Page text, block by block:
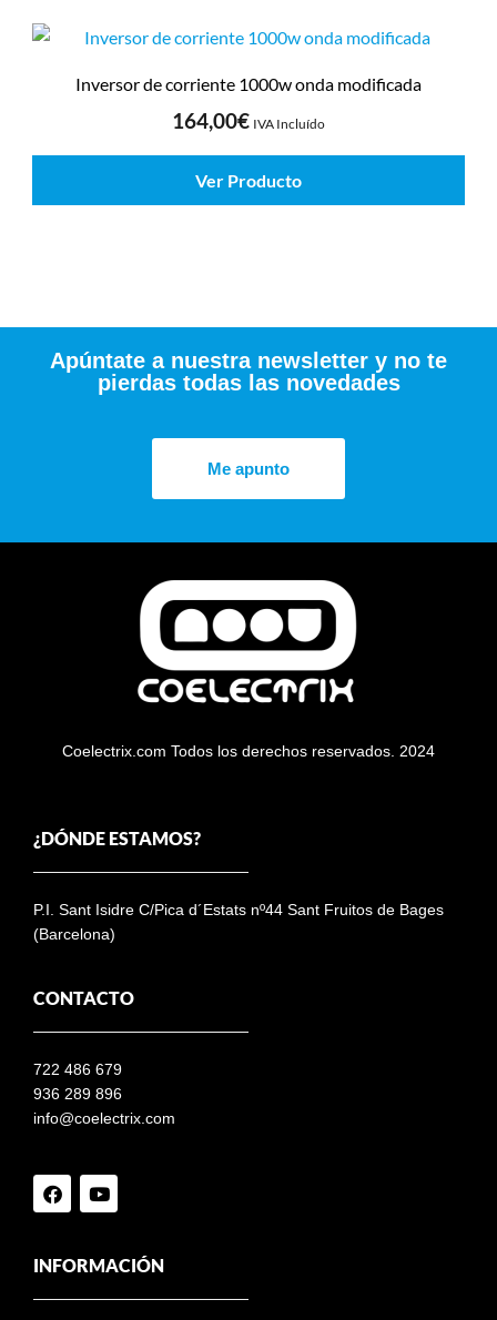
Inversor de corriente 1000w onda modificada
164,00€ IVA Incluído
Ver Producto
Apúntate a nuestra newsletter y no te
pierdas todas las novedades
Me apunto
Coelectrix.com Todos los derechos reservados. 2024
¿DÓNDE ESTAMOS?
P.I. Sant Isidre C/Pica d´Estats nº44 Sant Fruitos de Bages
(Barcelona)
CONTACTO
722 486 679
936 289 896
info@coelectrix.com
INFORMACIÓN